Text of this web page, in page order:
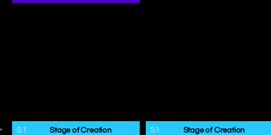
S.1 Stage of Creation S.1 Stage of Creation